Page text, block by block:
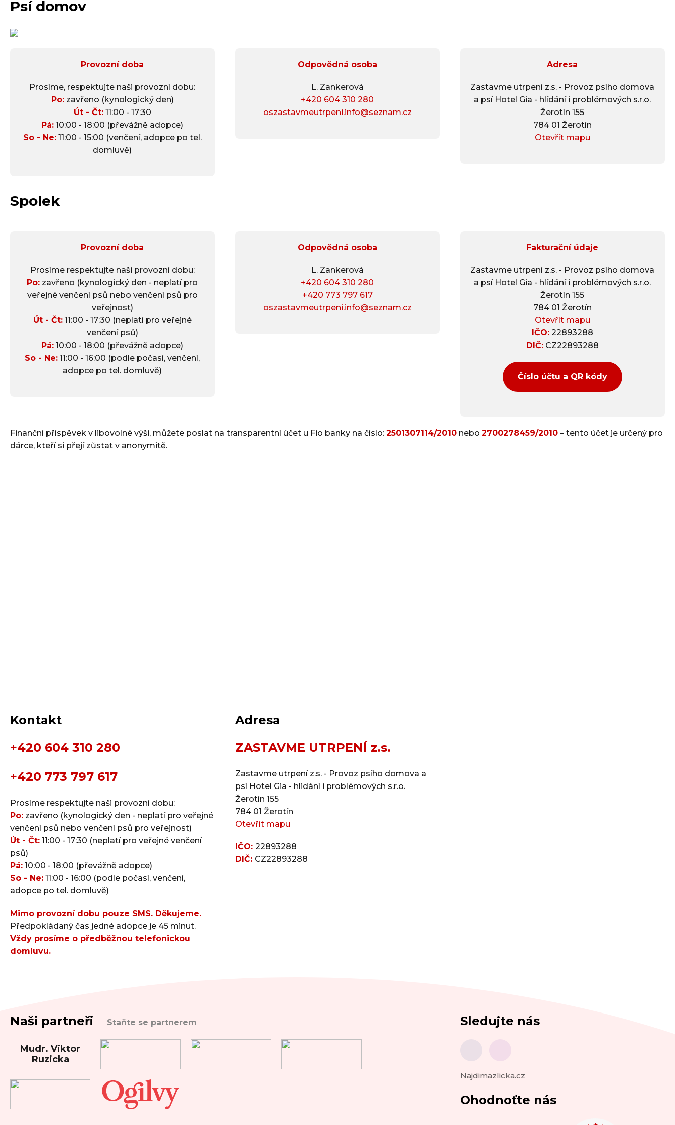
Psí domov
Provozní doba
Prosíme, respektujte naši provozní dobu:
Po:zavřeno (kynologický den)
Út - Čt:11:00 - 17:30
Pá: 10:00 - 18:00 (převážně adopce)
So - Ne:11:00 - 15:00 (venčení, adopce po tel.
domluvě)
Odpovědná osoba
L. Zankerová
+420 604 310 280
oszastavmeutrpeni.info@seznam.cz
Adresa
Zastavme utrpení z.s. - Provoz psího domova
a psí Hotel Gia - hlídání i problémových s.r.o.
Žerotín 155
784 01 Žerotín
Otevřít mapu
Spolek
Provozní doba
Prosíme respektujte naši provozní dobu:
Po: zavřeno (kynologický den - neplatí pro
veřejné venčení psů nebo venčení psů pro
veřejnost)
Út - Čt:11:00 - 17:30 (neplatí pro veřejné
venčení psů)
Pá: 10:00 - 18:00 (převážně adopce)
So - Ne: 11:00 - 16:00 (podle počasí, venčení,
adopce po tel. domluvě)
Odpovědná osoba
L. Zankerová
+420 604 310 280
+420 773 797 617
oszastavmeutrpeni.info@seznam.cz
Fakturační údaje
Zastavme utrpení z.s. - Provoz psího domova
a psí Hotel Gia - hlídání i problémových s.r.o.
Žerotín 155
784 01 Žerotín
Otevřít mapu
IČO:22893288
DIČ:CZ22893288
Číslo účtu a QR kódy
Finanční příspěvek v libovolné výši, můžete poslat na transparentní účet u Fio banky na číslo: 2501307114/2010 nebo 2700278459/2010 – tento účet je určený pro
dárce, kteří si přejí zůstat v anonymitě.
Kontakt
+420 604 310 280
+420 773 797 617
Prosíme respektujte naši provozní dobu:
Po: zavřeno (kynologický den - neplatí pro veřejné
venčení psů nebo venčení psů pro veřejnost)
Út - Čt: 11:00 - 17:30 (neplatí pro veřejné venčení
psů)
Pá: 10:00 - 18:00 (převážně adopce)
So - Ne: 11:00 - 16:00 (podle počasí, venčení,
adopce po tel. domluvě)
Mimo provozní dobu pouze SMS. Děkujeme.
Předpokládaný čas jedné adopce je 45 minut.
Vždy prosíme o předběžnou telefonickou
domluvu.
Adresa
ZASTAVME UTRPENÍ z.s.
Zastavme utrpení z.s. - Provoz psího domova a
psí Hotel Gia - hlidání i problémových s.r.o.
Žerotín 155
784 01 Žerotín
Otevřít mapu
IČO: 22893288
DIČ: CZ22893288
Naši partneři Staňte se partnerem
Mudr. Viktor
Ruzicka
Sledujte nás
Najdimazlicka.cz
Ohodnoťte nás